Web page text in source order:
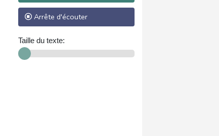
Arrête d'écouter
Taille du texte: